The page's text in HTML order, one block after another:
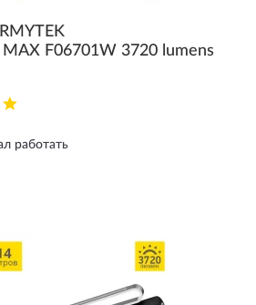
F06701W 3720 lumens
работать